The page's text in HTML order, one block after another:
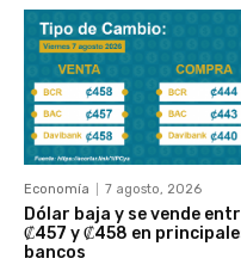
Economía 7 agosto, 2026
Dólar baja y se vende
₡457 y ₡458 en
bancos